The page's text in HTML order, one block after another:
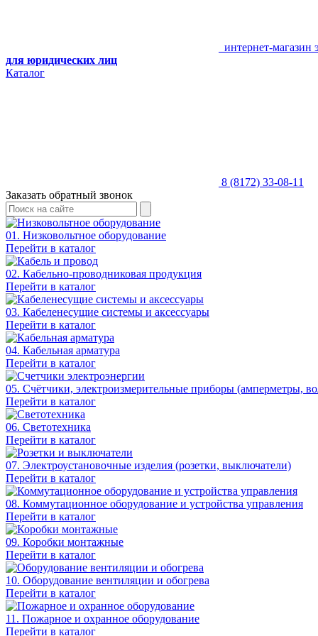
интернет-магазин
для юридических лиц
Каталог
8 (8172) 33-08-11
Заказать обратный звонок
01. Низковольтное оборудование
Перейти в каталог
02. Кабельно-проводниковая продукция
Перейти в каталог
03. Кабеленесущие системы и аксессуары
Перейти в каталог
04. Кабельная арматура
Перейти в каталог
05. Счётчики, электроизмерительные приборы (амперметры,
Перейти в каталог
06. Светотехника
Перейти в каталог
07. Электроустановочные изделия (розетки, выключатели)
Перейти в каталог
08. Коммутационное оборудование и устройства управления
Перейти в каталог
09. Коробки монтажные
Перейти в каталог
10. Оборудование вентиляции и обогрева
Перейти в каталог
11. Пожарное и охранное оборудование
Перейти в каталог